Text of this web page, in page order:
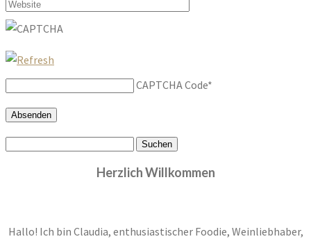
CAPTCHA Code*
Suchen
Herzlich Willkommen
Hallo! Ich bin Claudia, enthusiastischer Foodie, Weinliebhaber,